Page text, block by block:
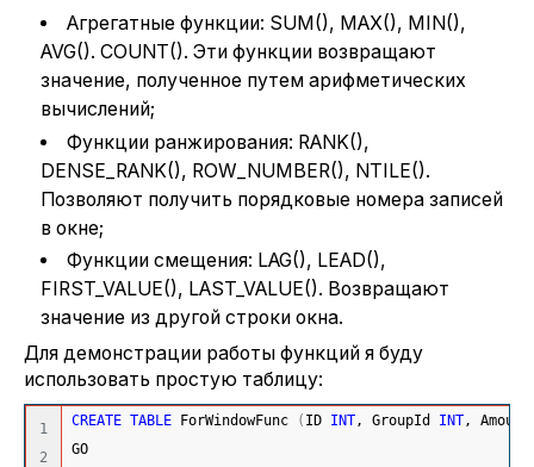
Агрегатные функции: SUM(), MAX(), MIN(),
AVG(). COUNT(). Эти функции возвращают
значение, полученное путем арифметических
вычислений;
Функции ранжирования: RANK(),
DENSE_RANK(), ROW_NUMBER(), NTILE().
Позволяют получить порядковые номера записей
в окне;
Функции смещения: LAG(), LEAD(),
FIRST_VALUE(), LAST_VALUE(). Возвращают
значение из другой строки окна.
Для демонстрации работы функций я буду
использовать простую таблицу:
1
2
CREATE TABLE ForWindowFunc ( ID INT , GroupId INT ,
GO